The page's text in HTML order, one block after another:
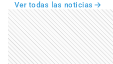
Ver todas las noticias